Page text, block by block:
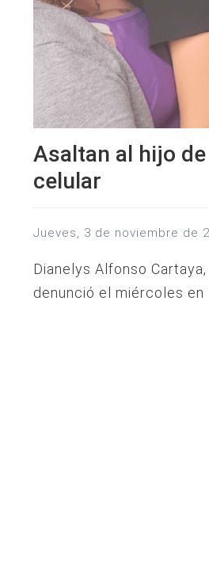
Asaltan al hijo
celular
jueves, 3 de noviembre de
Dianelys Alfonso
denunció el miércoles en